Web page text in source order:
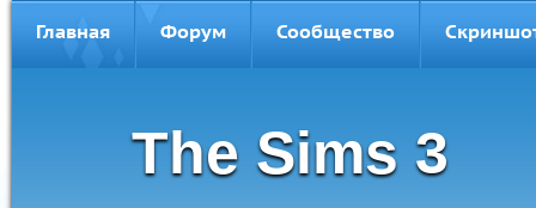
Главная Форум Сообщество
The Sims 3